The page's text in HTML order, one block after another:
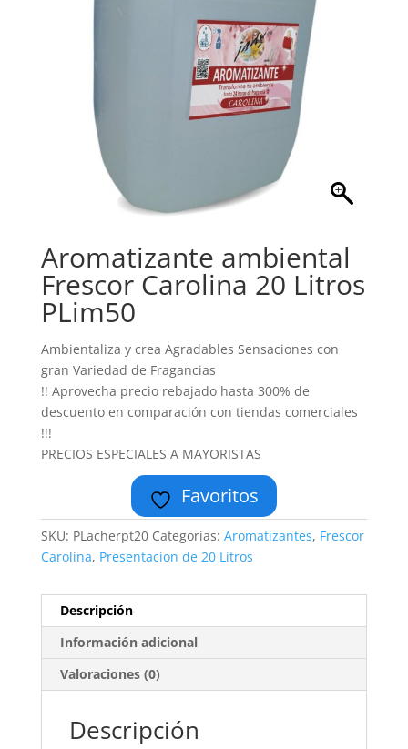
Aromatizante ambiental
Frescor Carolina 20 Litros
PLim50
Ambientaliza y crea Agradables Sensaciones con
gran Variedad de Fragancias
!! Aprovecha precio rebajado hasta 300% de
descuento en comparación con tiendas comerciales
!!!
PRECIOS ESPECIALES A MAYORISTAS
Favoritos
SKU: PLacherpt20 Categorías: Aromatizantes, Frescor
Carolina, Presentacion de 20 Litros
Descripción
Información adicional
Valoraciones (0)
Descripción